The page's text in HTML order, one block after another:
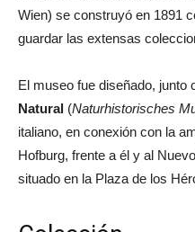
Wien) se construyó en 1891
guardar las extensas
El museo fue diseñado, junto
Natural (Naturhistorisches
italiano, en conexión con la
Hofburg, frente a él y al
situado en la Plaza de los